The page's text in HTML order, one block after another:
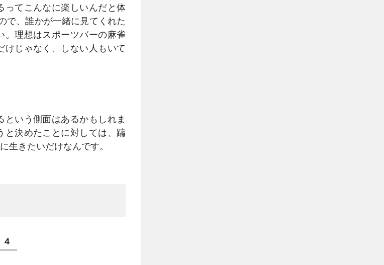
ってこんなに楽しいんだと体
で、誰かが一緒に見てくれた
。理想はスポーツバーの麻雀
けじゃなく、しない人もいて
いう側面はあるかもしれま
と決めたことに対しては、躊
生きたいだけなんです。
4